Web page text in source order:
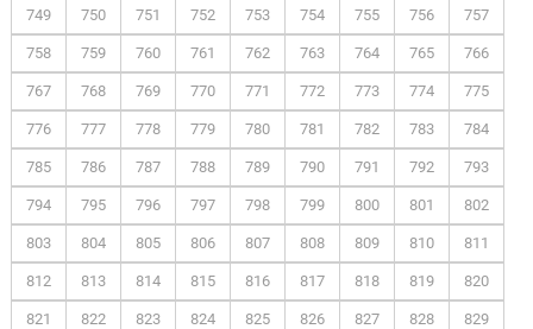
749 750 751 752 753 754 755 756 757
758 759 760 761 762 763 764 765 766
767 768 769 770 771 772 773 774 775
776 777 778 779 780 781 782 783 784
785 786 787 788 789 790 791 792 793
794 795 796 797 798 799 800 801 802
803 804 805 806 807 808 809 810 811
812 813 814 815 816 817 818 819 820
821 822 823 824 825 826 827 828 829